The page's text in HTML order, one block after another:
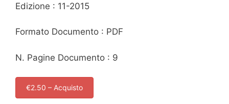
Edizione : 11-2015
Formato Documento : PDF
N. Pagine Documento : 9
€2.50 – Acquisto